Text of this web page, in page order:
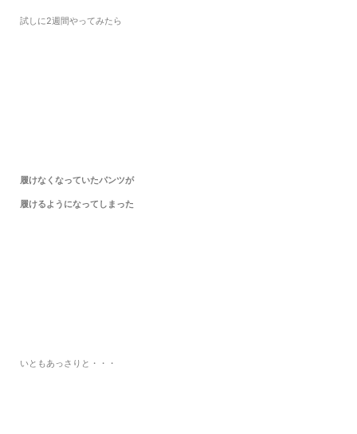
試しに2週間やってみたら
履けなくなっていたパンツが
履けるようになってしまった
いともあっさりと・・・